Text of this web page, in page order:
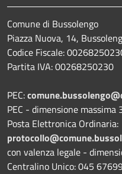
Comune di Bussolengo
Piazza Nuova, 14,
Codice Fiscale:
Partita IVA: 00268250230
PEC:
PEC - dimensione massima
Posta Elettronica Ordinaria:
con valenza legale -
Centralino Unico: 045